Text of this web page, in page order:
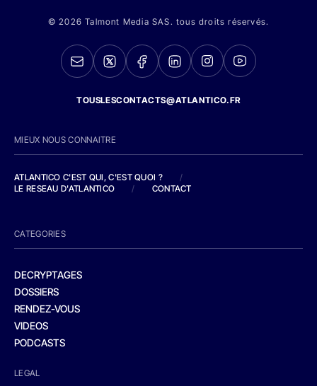
© 2026 Talmont Media SAS. tous droits réservés.
TOUSLESCONTACTS@ATLANTICO.FR
MIEUX NOUS CONNAITRE
ATLANTICO C'EST QUI, C'EST QUOI ?
/
LE RESEAU D'ATLANTICO
/ CONTACT
CATEGORIES
DECRYPTAGES
DOSSIERS
RENDEZ-VOUS
VIDEOS
PODCASTS
LEGAL